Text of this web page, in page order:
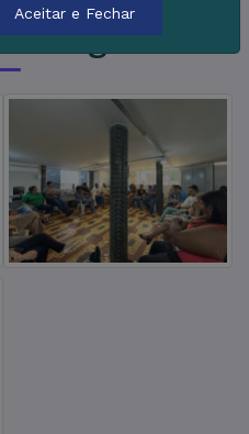
Imagens
Aceitar e Fechar